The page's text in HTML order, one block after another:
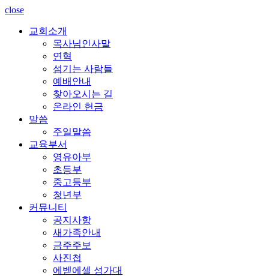
close
교회소개
목사님인사말
연혁
섬기는 사람들
예배안내
찾아오시는 길
온라인 헌금
말씀
주일말씀
교육부서
영유아부
초등부
중고등부
청년부
커뮤니티
공지사항
새가족안내
금주주보
사진첩
에벧에셀 성가대